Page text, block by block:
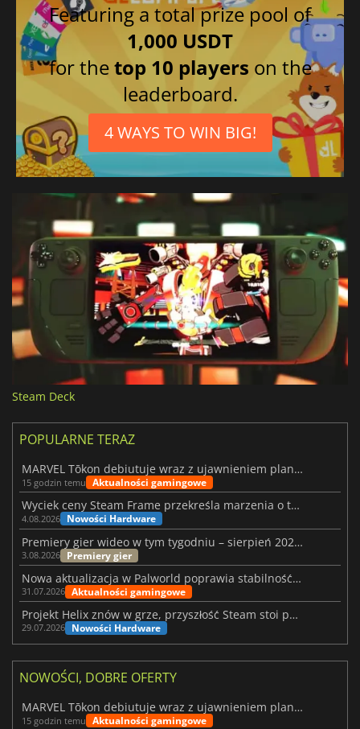
Featuring a total prize pool of
1,000 USDT
for thetop 10 players on the
leaderboard.
4 WAYS TO WIN BIG!
Steam Deck
POPULARNE TERAZ
MARVEL Tōkon debiutuje wraz z ujawnieniem planu rozwoju na pierwszy rok
15 godzin temu Aktualności gamingowe
Wyciek ceny Steam Frame przekreśla marzenia o tanim zestawie VR
4.08.2026 Nowości Hardware
Premiery gier wideo w tym tygodniu – sierpień 2026 r. (32. tydzień)
3.08.2026 Premiery gier
Nowa aktualizacja w Palworld poprawia stabilność Sunreach i walk z bossami
31.07.2026 Aktualności gamingowe
Projekt Helix znów w grze, przyszłość Steam stoi pod znakiem zapytania
29.07.2026 Nowości Hardware
NOWOŚCI, DOBRE OFERTY
MARVEL Tōkon debiutuje wraz z ujawnieniem planu rozwoju na pierwszy rok
15 godzin temu Aktualności gamingowe